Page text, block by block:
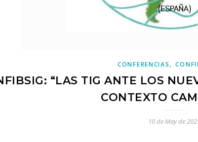
CONFERENCIAS,
“LAS TIG ANTE LOS
CONTEXTO
10 de May de